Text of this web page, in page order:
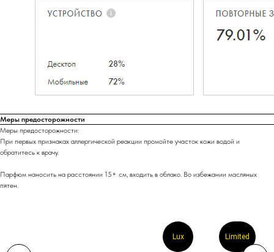
Меры предосторожности
Меры предосторожности:
При первых признаках аллергической реакции промойте участок кожи водой и
обратитесь к врачу.
Парфюм наносить на расстоянии 15+ см, входить в облако. Во избежании масляных
пятен.
Lux Limited